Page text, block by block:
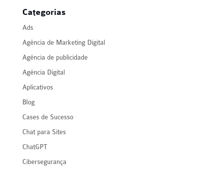
Categorias
Ads
Agência de Marketing Digital
Agência de publicidade
Agência Digital
Aplicativos
Blog
Cases de Sucesso
Chat para Sites
ChatGPT
Cibersegurança